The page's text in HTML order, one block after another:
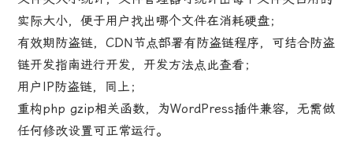
实际大小，便于用户找出哪个文件在消耗硬盘；
有效期防盗链，CDN节点部署有防盗链程序，可结合防盗
链开发指南进行开发，开发方法点此查看；
用户IP防盗链，同上；
重构php gzip相关函数，为WordPress插件兼容，无需做
任何修改设置可正常运行。